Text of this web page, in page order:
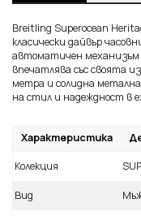
Breitling Superocean
класически дайвър
автоматичен механизъм
впечатлява със своята
метра и солидна
на стил и надеждност в
Характеристика
Колекция
Вид